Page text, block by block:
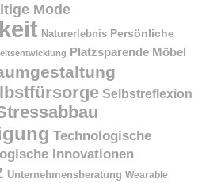
Mode
Naturerlebnis Persönliche
Platzsparende Möbel
Selbstreflexion
Technologische
Innovationen
Unternehmensberatung Wearable